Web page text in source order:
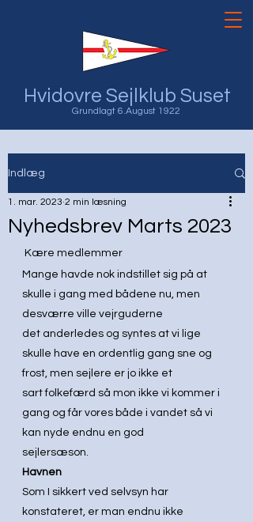
Hvidovre Sejlklub Suset
Grundlagt 6.August 1922
Indlæg
Nyhedsbrev Marts 2023
1. mar. 2023 2 min læsning
Kære medlemmer
Mange havde nok indstillet sig på at
skulle i gang med bådene nu, men
desværre ville vejrguderne
det anderledes og syntes at vi lige
skulle have en ordentlig gang sne og
frost, men sejlere er jo ikke et
sart folkefærd så mon ikke vi kommer i
gang og får vores både i vandet så vi
kan nyde endnu en god
sejlersæson.
Havnen
Som I sikkert ved selvsyn har
konstateret, er man endnu ikke